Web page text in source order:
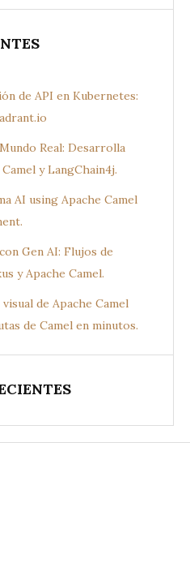
de API en Kubernetes:
Real: Desarrolla
y LangChain4j.
AI using Apache Camel
Gen AI: Flujos de
y Apache Camel.
de Apache Camel
de Camel en minutos.